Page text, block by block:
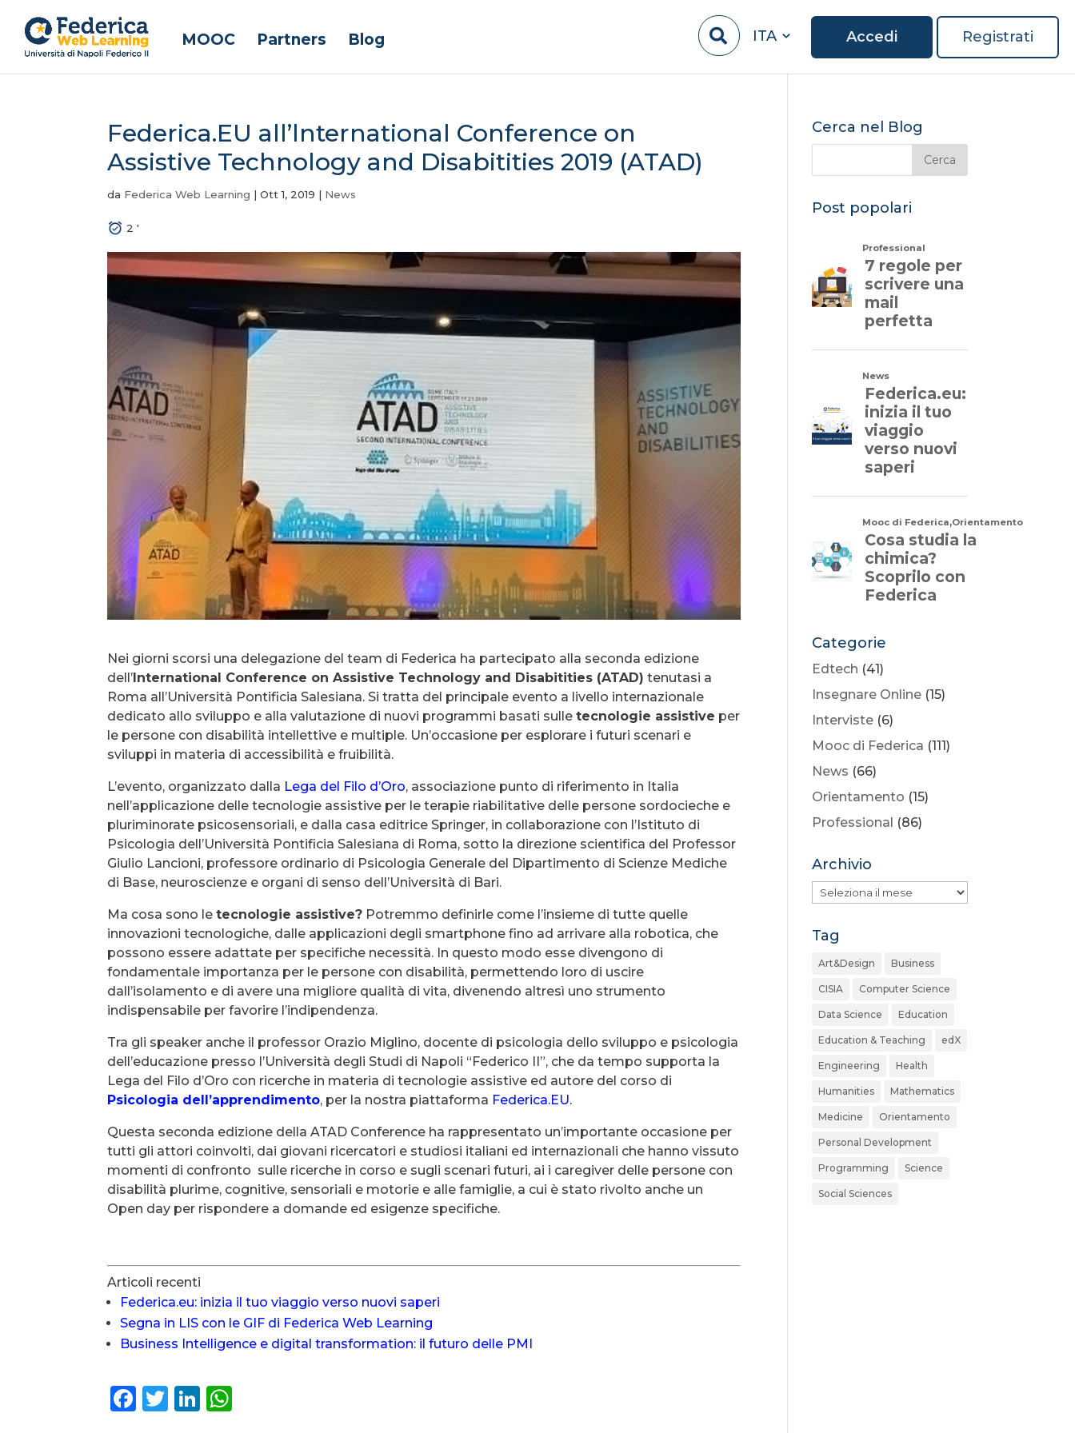
MOOC Partners Blog Registrati
Accedi
ITA
Federica.EU all’lnternational Conference on
Assistive Technology and Disabitities 2019 (ATAD)
da Federica Web Learning |Ott 1, 2019 | News
2 '
Nei giorni scorsi una delegazione del team di Federica ha partecipato alla seconda edizione
dell’ lnternational Conference on Assistive Technology and Disabitities (ATAD) tenutasi a
Roma all’Università Pontificia Salesiana. Si tratta del principale evento a livello internazionale
dedicato allo sviluppo e alla valutazione di nuovi programmi basati sulletecnologie assistive per
le persone con disabilità intellettive e multiple. Un’occasione per esplorare i futuri scenari e
sviluppi in materia di accessibilità e fruibilità.
L’evento, organizzato dalla Lega del Filo d’Oro, associazione punto di riferimento in Italia
nell’applicazione delle tecnologie assistive per le terapie riabilitative delle persone sordocieche e
pluriminorate psicosensoriali, e dalla casa editrice Springer, in collaborazione con l’Istituto di
Psicologia dell’Università Pontificia Salesiana di Roma, sotto la direzione scientifica del Professor
Giulio Lancioni, professore ordinario di Psicologia Generale del Dipartimento di Scienze Mediche
di Base, neuroscienze e organi di senso dell’Università di Bari.
Ma cosa sono letecnologie assistive? Potremmo definirle come l’insieme di tutte quelle
innovazioni tecnologiche, dalle applicazioni degli smartphone fino ad arrivare alla robotica, che
possono essere adattate per specifiche necessità. In questo modo esse divengono di
fondamentale importanza per le persone con disabilità, permettendo loro di uscire
dall’isolamento e di avere una migliore qualità di vita, divenendo altresì uno strumento
indispensabile per favorire l’indipendenza.
Tra gli speaker anche il professor Orazio Miglino, docente di psicologia dello sviluppo e psicologia
dell’educazione presso l’Università degli Studi di Napoli “Federico II”, che da tempo supporta la
Lega del Filo d’Oro con ricerche in materia di tecnologie assistive ed autore del corso di
Psicologia dell’apprendimento, per la nostra piattaforma Federica.EU.
Questa seconda edizione della ATAD Conference ha rappresentato un’importante occasione per
tutti gli attori coinvolti, dai giovani ricercatori e studiosi italiani ed internazionali che hanno vissuto
momenti di confronto sulle ricerche in corso e sugli scenari futuri, ai i caregiver delle persone con
disabilità plurime, cognitive, sensoriali e motorie e alle famiglie, a cui è stato rivolto anche un
Open day per rispondere a domande ed esigenze specifiche.
Articoli recenti
Federica.eu: inizia il tuo viaggio verso nuovi saperi
Segna in LIS con le GIF di Federica Web Learning
Business Intelligence e digital transformation: il futuro delle PMI
F
T
Li
Cerca nel Blog
Post popolari
Categorie
Edtech (41)
Insegnare Online (15)
Interviste (6)
Mooc di Federica (111)
News (66)
Orientamento (15)
Professional (86)
Archivio
Archivio
Tag
Art&Design Business
CISIA Computer Science
Data Science Education
Education & Teaching edX
Engineering Health
Humanities Mathematics
Medicine Orientamento
Personal Development
Programming Science
Social Sciences